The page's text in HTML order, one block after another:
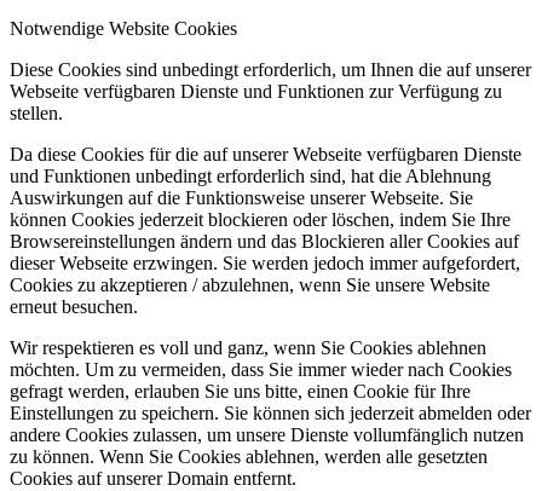
Notwendige Website Cookies
Diese Cookies sind unbedingt erforderlich, um Ihnen die auf unserer
Webseite verfügbaren Dienste und Funktionen zur Verfügung zu
stellen.
Da diese Cookies für die auf unserer Webseite verfügbaren Dienste
und Funktionen unbedingt erforderlich sind, hat die Ablehnung
Auswirkungen auf die Funktionsweise unserer Webseite. Sie
können Cookies jederzeit blockieren oder löschen, indem Sie Ihre
Browsereinstellungen ändern und das Blockieren aller Cookies auf
dieser Webseite erzwingen. Sie werden jedoch immer aufgefordert,
Cookies zu akzeptieren / abzulehnen, wenn Sie unsere Website
erneut besuchen.
Wir respektieren es voll und ganz, wenn Sie Cookies ablehnen
möchten. Um zu vermeiden, dass Sie immer wieder nach Cookies
gefragt werden, erlauben Sie uns bitte, einen Cookie für Ihre
Einstellungen zu speichern. Sie können sich jederzeit abmelden oder
andere Cookies zulassen, um unsere Dienste vollumfänglich nutzen
zu können. Wenn Sie Cookies ablehnen, werden alle gesetzten
Cookies auf unserer Domain entfernt.